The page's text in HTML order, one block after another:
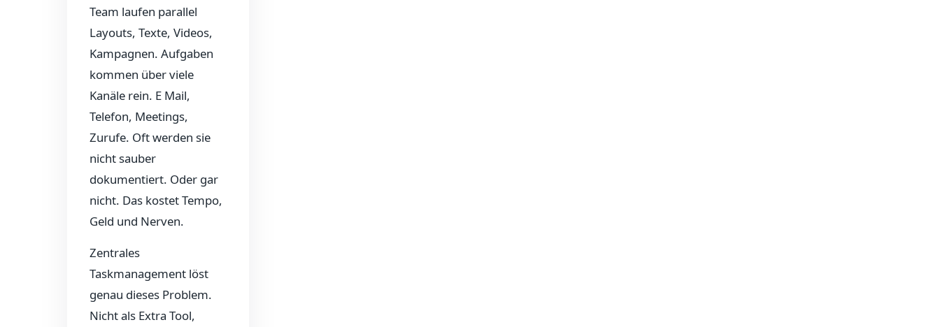
Team laufen parallel
Layouts, Texte, Videos,
Kampagnen. Aufgaben
kommen über viele
Kanäle rein. E Mail,
Telefon, Meetings,
Zurufe. Oft werden sie
nicht sauber
dokumentiert. Oder gar
nicht. Das kostet Tempo,
Geld und Nerven.
Zentrales
Taskmanagement löst
genau dieses Problem.
Nicht als Extra Tool,